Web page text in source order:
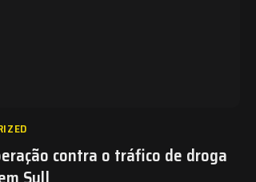
contra o tráfico de droga